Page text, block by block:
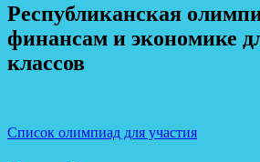
Республиканская
финансам и экономике
классов
Список олимпиад для участия